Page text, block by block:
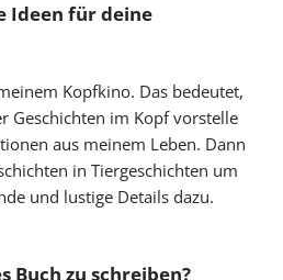
Ideen für deine
Kopfkino. Das bedeutet,
Geschichten im Kopf vorstelle
aus meinem Leben. Dann
in Tiergeschichten um
und lustige Details dazu.
Buch zu schreiben?